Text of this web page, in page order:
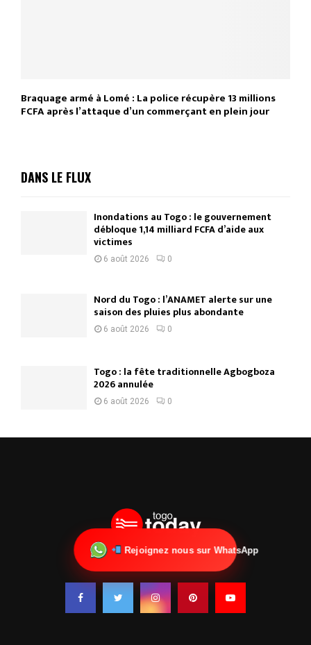
Braquage armé à Lomé : La police récupère 13 millions
FCFA après l’attaque d’un commerçant en plein jour
DANS LE FLUX
Inondations au Togo : le gouvernement
débloque 1,14 milliard FCFA d’aide aux
victimes
6 août 2026 0
Nord du Togo : l’ANAMET alerte sur une
saison des pluies plus abondante
6 août 2026 0
Togo : la fête traditionnelle Agbogboza
2026 annulée
6 août 2026 0
Rejoignez nous sur WhatsApp